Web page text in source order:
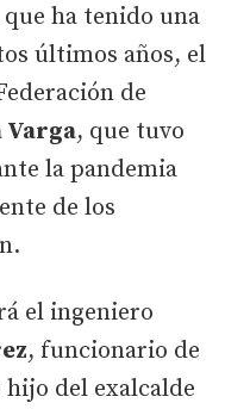
ha tenido una
últimos años, el
de
Varga, que tuvo
la pandemia
de los
el ingeniero
, funcionario de
hijo del exalcalde